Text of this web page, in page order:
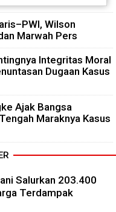
Wilson
Marwah Pers
Integritas Moral
Dugaan Kasus
Ajak Bangsa
Maraknya Kasus
Salurkan 203.400
Terdampak